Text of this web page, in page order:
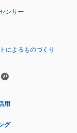
ンサー
によるものづくり
用
グ